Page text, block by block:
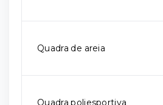
Quadra de areia
Quadra poliesportiva